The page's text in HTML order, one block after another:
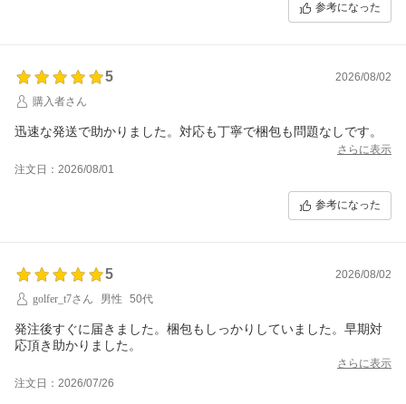
参考になった
5
2026/08/02
購入者さん
迅速な発送で助かりました。対応も丁寧で梱包も問題なしです。
さらに表示
注文日：2026/08/01
参考になった
5
2026/08/02
golfer_t7さん
男性 50代
発注後すぐに届きました。梱包もしっかりしていました。早期対
応頂き助かりました。
さらに表示
注文日：2026/07/26